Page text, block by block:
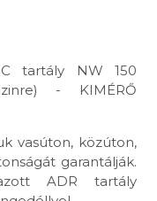
tartály NW 150
- KIMÉRŐ
vasúton, közúton,
garantálják.
ADR tartály